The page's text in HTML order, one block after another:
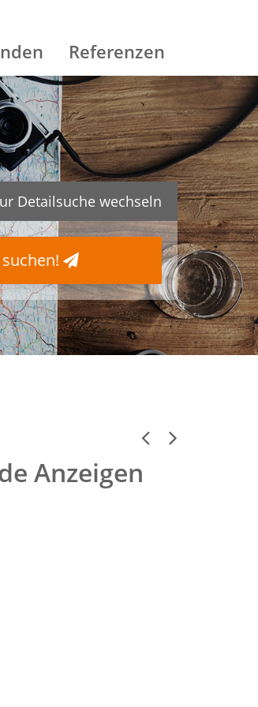
Referenzen
Detailsuche wechseln
suchen!
Anzeigen
Previous
Next